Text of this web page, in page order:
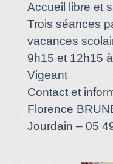
Accueil libre et
Trois séances
vacances
9h15 et 12h15
Vigeant
Contact et
Florence
Jourdain – 05